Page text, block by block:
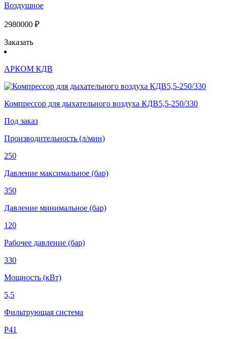
Воздушное
2980000 ₽
Заказать
АРКОМ КДВ
Компрессор для дыхательного воздуха КДВ5,5-250/330
Под заказ
Производительность (л/мин)
250
Давление максимальное (бар)
350
Давление минимальное (бар)
120
Рабочее давление (бар)
330
Мощность (кВт)
5,5
Фильтрующая система
Р41